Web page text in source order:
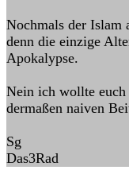
Nochmals der Islam
denn die einzige
Apokalypse.
Nein ich wollte euch
dermaßen naiven
Sg
Das3Rad